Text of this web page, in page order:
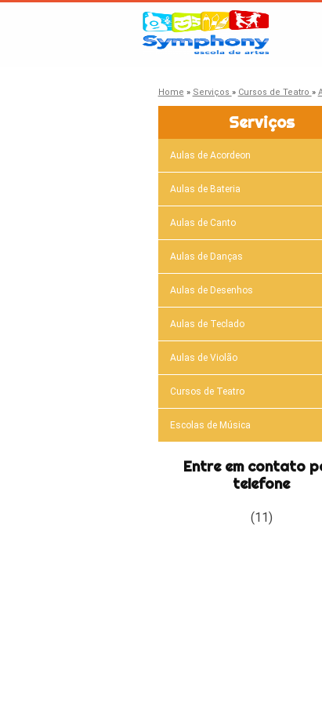
Home » Serviços » Cursos de Teatro »
Serviços
Aulas de Acordeon
Aulas de Bateria
Aulas de Canto
Aulas de Danças
Aulas de Desenhos
Aulas de Teclado
Aulas de Violão
Cursos de Teatro
Escolas de Música
Entre em contato
telefone
(11)